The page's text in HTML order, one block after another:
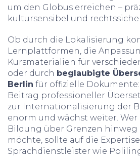
um den Globus erreichen –
kultursensibel und
Ob durch die Lokalisierung
Lernplattformen, die
Kursmaterialien für
oder durch beglaubigte
Berlin für offizielle
Beitrag professioneller
zur Internationalisierung der
enorm und wächst weiter. Wer
Bildung über Grenzen
möchte, sollte auf die
Sprachdienstleister wie